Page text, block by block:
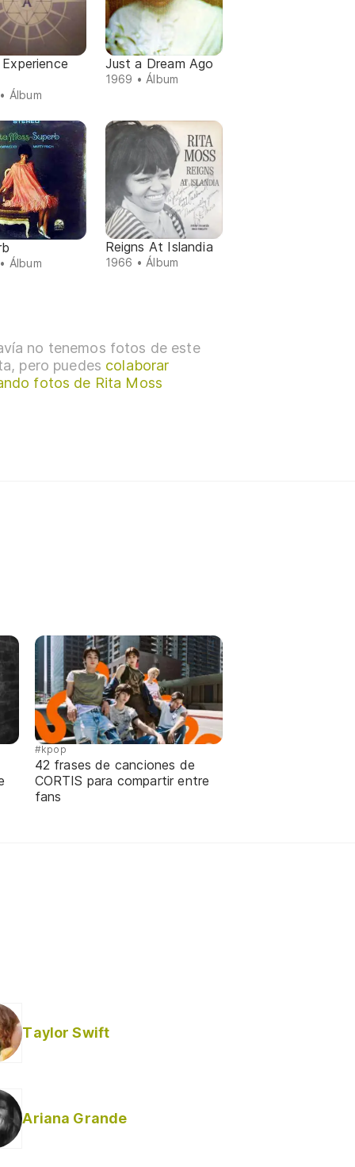
Álbum
Just a Dream Ago
1969 • Álbum
Álbum
Reigns At Islandia
1966 • Álbum
no tenemos fotos de este
pero puedes colaborar
fotos de Rita Moss
#kpop
42 frases de canciones de
CORTIS para compartir entre
fans
Taylor Swift
Ariana Grande